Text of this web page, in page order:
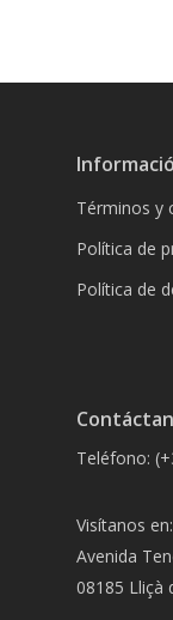
Términos y
Política de
Política de
Teléfono:
Visítanos en:
Avenida
08185 Lliçà